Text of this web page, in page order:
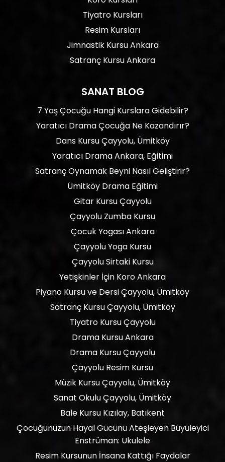
Tiyatro Kursları
Resim Kursları
Jimnastik Kursu Ankara
Satranç Kursu Ankara
SANAT BLOG
7 Yaş Çocuğu Hangi Kurslara Gidebilir?
Yaratıcı Drama Çocuğa Ne Kazandırır?
Dans Kursu Çayyolu, Ümitköy
Yaratıcı Drama Ankara, Eğitimi
Satranç Oynamak Beyni Nasıl Geliştirir?
Ümitköy Drama Eğitimi
Gitar Kursu Çayyolu
Çayyolu Zumba Kursu
Çocuk Yogası Ankara
Çayyolu Yoga Kursu
Çayyolu Sirtaki Kursu
Yetişkinler İçin Koro Ankara
Piyano Kursu ve Dersi Çayyolu, Ümitköy
Satranç Kursu Çayyolu, Ümitköy
Tiyatro Kursu Çayyolu
Drama Kursu Ankara
Drama Kursu Çayyolu
Çayyolu Resim Kursu
Müzik Kursu Çayyolu, Ümitköy
Sanat Okulu Çayyolu, Ümitköy
Bale Kursu Kızılay, Batıkent
Çocuğunuzun Hayal Gücünü Ateşleyen Büyüleyici
Enstrüman: Ukulele
Resim Kursunun İnsana Kattığı Faydalar